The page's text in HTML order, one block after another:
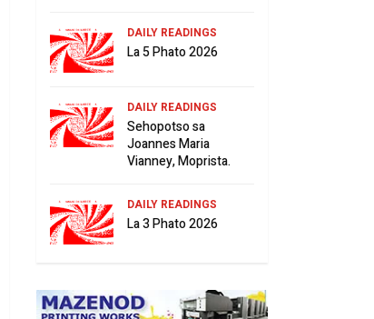
DAILY READINGS
La 5 Phato 2026
DAILY READINGS
Sehopotso sa
Joannes Maria
Vianney, Moprista.
DAILY READINGS
La 3 Phato 2026